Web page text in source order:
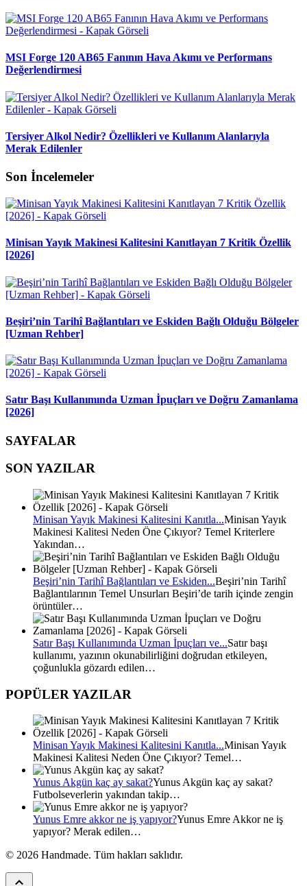
MSI Forge 120 AB65 Fanının Hava Akımı ve Performans
Değerlendirmesi
Tersiyer Alkol Nedir? Özellikleri ve Kullanım Alanlarıyla
Merak Edilenler
Son İncelemeler
Minisan Yayık Makinesi Kalitesini Kanıtlayan 7 Kritik Özellik
[2026]
Beşiri’nin Tarihî Bağlantıları ve Eskiden Bağlı Olduğu Bölgeler
[Uzman Rehber]
Satır Başı Kullanımında Uzman İpuçları ve Doğru Zamanlama
[2026]
SAYFALAR
SON YAZILAR
Minisan Yayık Makinesi Kalitesini Kanıtla...Minisan Yayık
Makinesi Kalitesi Neden Öne Çıkıyor? Temel Kriterlere
Yakından…
Beşiri’nin Tarihî Bağlantıları ve Eskiden...Beşiri’nin Tarihî
Bağlantılarının Temel Unsurları Beşiri’de tarih içinde zengin
örüntüler…
Satır Başı Kullanımında Uzman İpuçları ve...Satır başı
kullanımı, yazının okunabilirliğini doğrudan etkileyen,
çoğunlukla gözardı edilen…
POPÜLER YAZILAR
Minisan Yayık Makinesi Kalitesini Kanıtla...Minisan Yayık
Makinesi Kalitesi Neden Öne Çıkıyor? Temel…
Yunus Akgün kaç ay sakat?Yunus Akgün kaç ay sakat?
Futbolseverlerin yakından takip…
Yunus Emre akkor ne iş yapıyor?Yunus Emre Akkor ne iş
yapıyor? Merak edilen…
© 2026 Handmade. Tüm hakları saklıdır.